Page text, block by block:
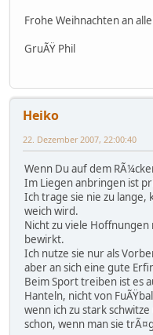
Frohe Weihnachten an
GruÃŸ Phil
Heiko
22. Dezember 2007, 22:00:40
Wenn Du auf dem
Im Liegen anbringen ist
Ich trage sie nie zu lange,
weich wird.
Nicht zu viele
bewirkt.
Ich nutze sie nur als
aber an sich eine gute
Beim Sport treiben ist es
Hanteln, nicht von
wenn ich zu stark
schon, wenn man sie